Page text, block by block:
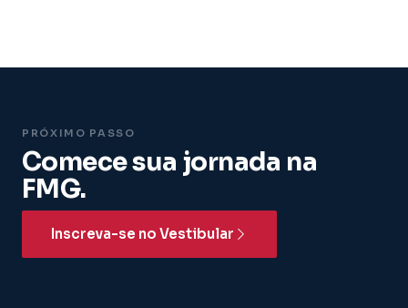
PRÓXIMO PASSO
Comece sua jornada na
FMG.
Inscreva-se no Vestibular